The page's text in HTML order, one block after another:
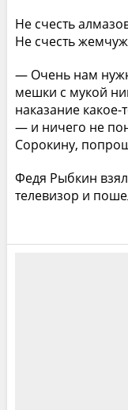
Не счесть
Не счесть
— Очень нам
мешки с мукой
наказание какое-
— и ничего не
Сорокину,
Федя Рыбкин
телевизор и